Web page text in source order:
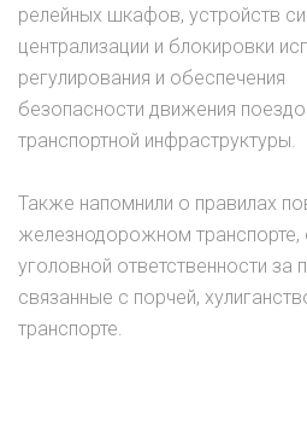
релейных шкафов, устройств
централизации и блокировки
регулирования и обеспечения
безопасности движения
транспортной инфраструктуры.
Также напомнили о правилах
железнодорожном транспорте,
уголовной ответственности за
связанные с порчей,
транспорте.